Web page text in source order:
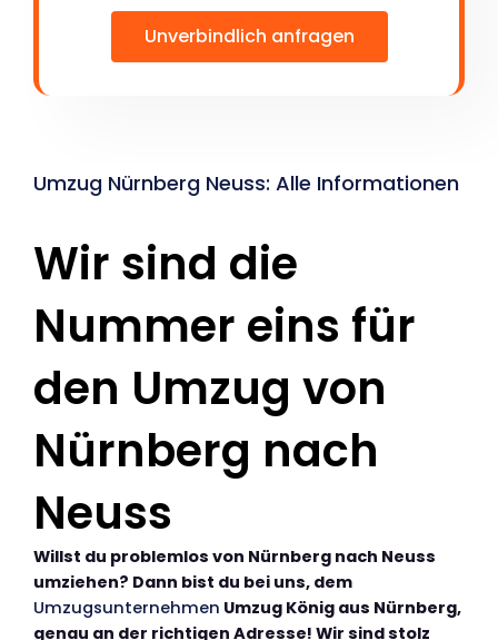
Unverbindlich anfragen
Umzug Nürnberg Neuss: Alle Informationen
Wir sind die
Nummer eins für
den Umzug von
Nürnberg nach
Neuss
Willst du problemlos von Nürnberg nach Neuss
umziehen? Dann bist du bei uns, dem
Umzugsunternehmen Umzug König aus Nürnberg,
genau an der richtigen Adresse! Wir sind stolz